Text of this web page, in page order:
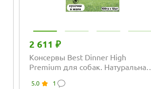
2 611 ₽
Консервы Best Dinner High
Premium для собак. Натуральная
5.0 1